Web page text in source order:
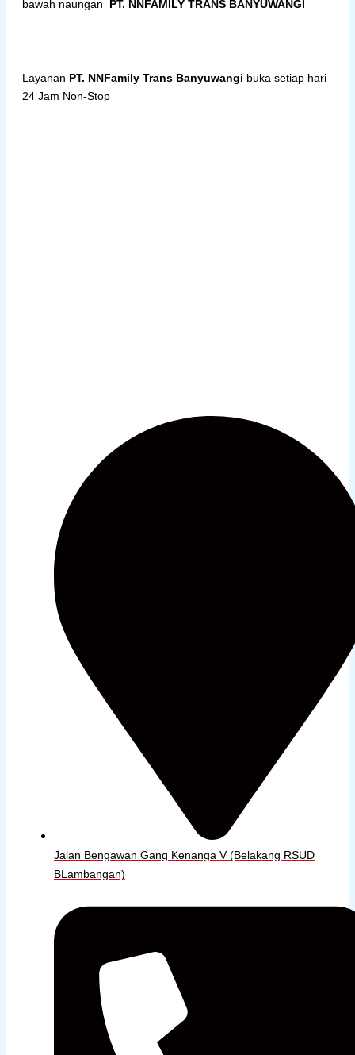
bawah naungan PT. NNFAMILY TRANS BANYUWANGI
Layanan PT. NNFamily Trans Banyuwangi buka setiap hari
24 Jam Non-Stop
Jalan Bengawan Gang Kenanga V (Belakang RSUD
BLambangan)